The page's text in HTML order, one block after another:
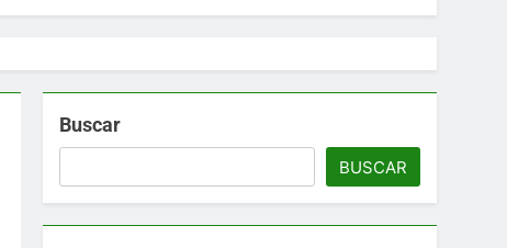
Buscar
BUSCAR